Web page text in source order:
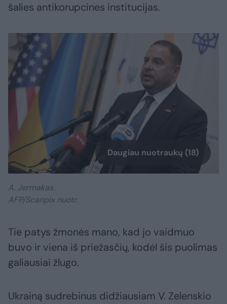
šalies antikorupcines institucijas.
Daugiau nuotraukų (18)
A. Jermakas.
AFP/Scanpix nuotr.
Tie patys žmonės mano, kad jo vaidmuo
buvo ir viena iš priežasčių, kodėl šis puolimas
galiausiai žlugo.
Ukrainą sudrebinus didžiausiam V. Zelenskio